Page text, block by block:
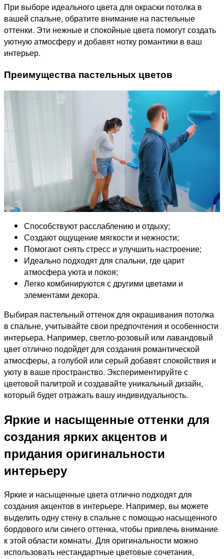
При выборе идеального цвета для окраски потолка в
вашей спальне, обратите внимание на пастельные
оттенки. Эти нежные и спокойные цвета помогут создать
уютную атмосферу и добавят нотку романтики в ваш
интерьер.
Преимущества пастельных цветов
Способствуют расслаблению и отдыху;
Создают ощущение мягкости и нежности;
Помогают снять стресс и улучшить настроение;
Идеально подходят для спальни, где царит
атмосфера уюта и покоя;
Легко комбинируются с другими цветами и
элементами декора.
Выбирая пастельный оттенок для окрашивания потолка
в спальне, учитывайте свои предпочтения и особенности
интерьера. Например, светло-розовый или лавандовый
цвет отлично подойдет для создания романтической
атмосферы, а голубой или серый добавят спокойствия и
уюту в ваше пространство. Экспериментируйте с
цветовой палитрой и создавайте уникальный дизайн,
который будет отражать вашу индивидуальность.
Яркие и насыщенные оттенки для
создания ярких акцентов и
придания оригинальности
интерьеру
Яркие и насыщенные цвета отлично подходят для
создания акцентов в интерьере. Например, вы можете
выделить одну стену в спальне с помощью насыщенного
бордового или синего оттенка, чтобы привлечь внимание
к этой области комнаты. Для оригинальности можно
использовать нестандартные цветовые сочетания,